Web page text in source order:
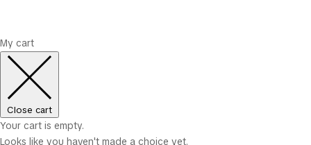
My cart
Close cart
Your cart is empty.
Looks like you haven't made a choice yet.